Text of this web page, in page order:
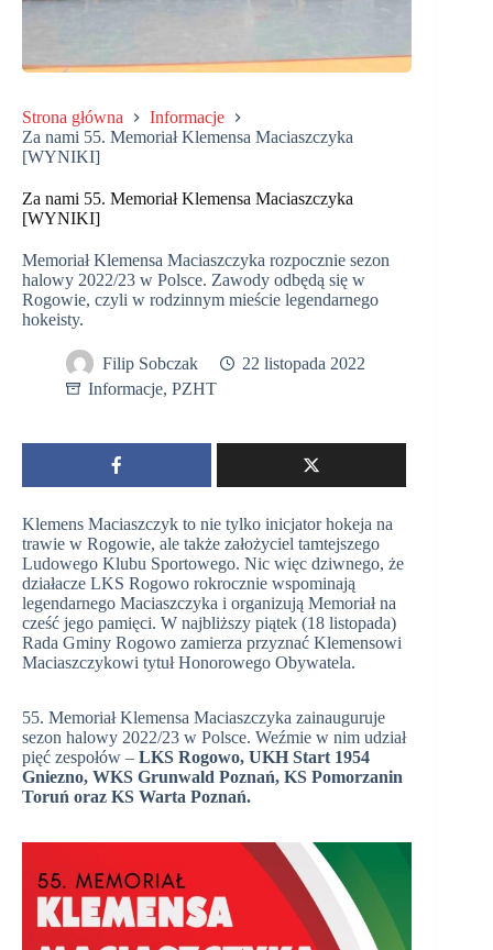
Strona główna
Informacje
Za nami 55. Memoriał Klemensa Maciaszczyka
[WYNIKI]
Za nami 55. Memoriał Klemensa Maciaszczyka
[WYNIKI]
Memoriał Klemensa Maciaszczyka rozpocznie sezon
halowy 2022/23 w Polsce. Zawody odbędą się w
Rogowie, czyli w rodzinnym mieście legendarnego
hokeisty.
Filip Sobczak
22 listopada 2022
Informacje, PZHT
Klemens Maciaszczyk to nie tylko inicjator hokeja na
trawie w Rogowie, ale także założyciel tamtejszego
Ludowego Klubu Sportowego. Nic więc dziwnego, że
działacze LKS Rogowo rokrocznie wspominają
legendarnego Maciaszczyka i organizują Memoriał na
cześć jego pamięci. W najbliższy piątek (18 listopada)
Rada Gminy Rogowo zamierza przyznać Klemensowi
Maciaszczykowi tytuł Honorowego Obywatela.
55. Memoriał Klemensa Maciaszczyka zainauguruje
sezon halowy 2022/23 w Polsce. Weźmie w nim udział
pięć zespołów – LKS Rogowo, UKH Start 1954
Gniezno, WKS Grunwald Poznań, KS Pomorzanin
Toruń oraz KS Warta Poznań.